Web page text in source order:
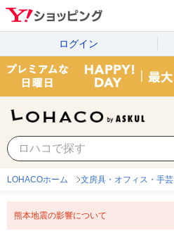
ログイン
LOHACOホーム 文房具・オフィス・手芸
熊本地震の影響について